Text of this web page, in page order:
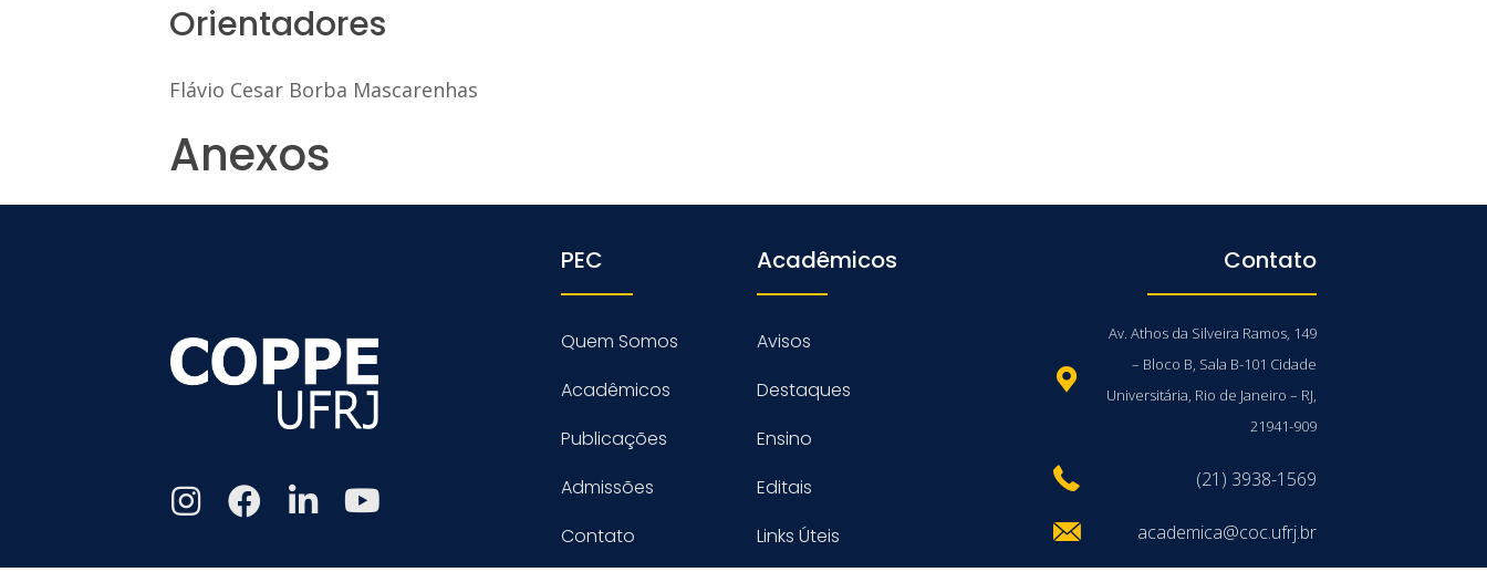
Orientadores
Flávio Cesar Borba Mascarenhas
Anexos
PEC
Quem Somos
Acadêmicos
Publicações
Admissões
Contato
Acadêmicos
Avisos
Destaques
Ensino
Editais
Links Úteis
Contato
Av. Athos da Silveira Ramos, 149
– Bloco B, Sala B-101 Cidade
Universitária, Rio de Janeiro – RJ,
21941-909
(21) 3938-1569
academica@coc.ufrj.br